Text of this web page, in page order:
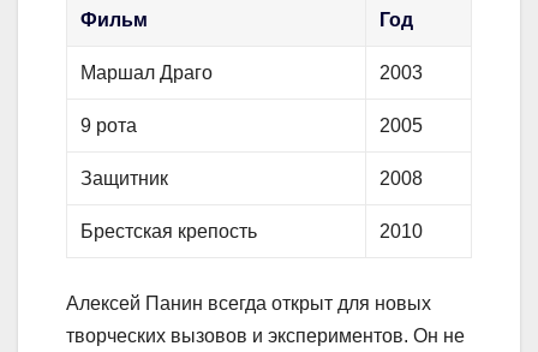
Фильм Год
Маршал Драго 2003
9 рота 2005
Защитник 2008
Брестская крепость 2010
Алексей Панин всегда открыт для новых
творческих вызовов и экспериментов. Он не